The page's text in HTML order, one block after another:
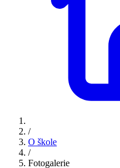
/
O škole
/
Fotogalerie